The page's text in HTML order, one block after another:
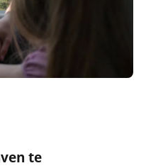
te